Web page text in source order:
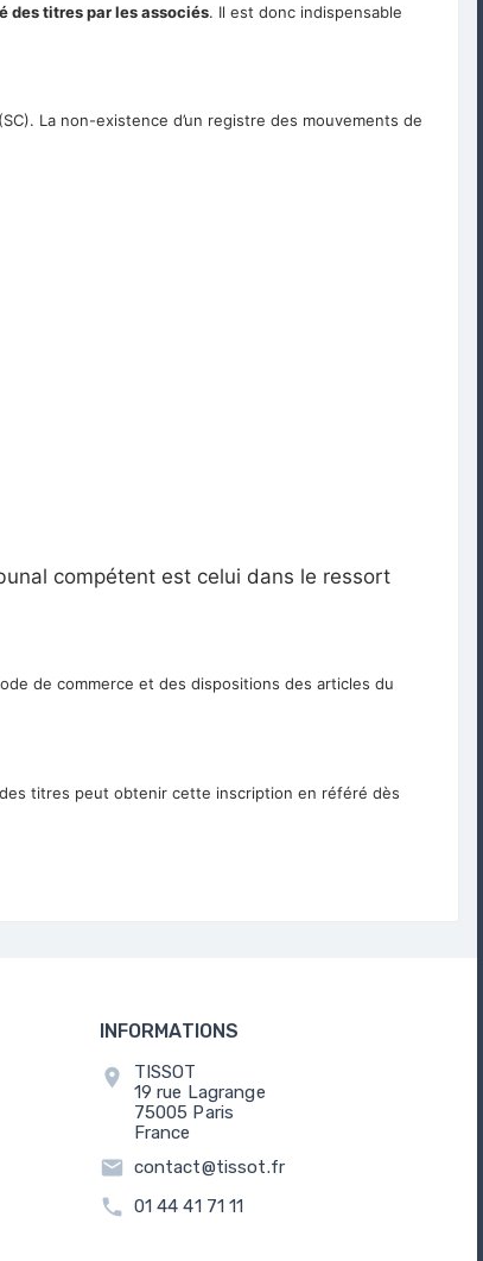
des titres par les associés. Il est donc indispensable
La non-existence d’un registre des mouvements de
compétent est celui dans le ressort
de commerce et des dispositions des articles du
titres peut obtenir cette inscription en référé dès
INFORMATIONS
location_on
TISSOT
19 rue Lagrange
75005 Paris
France
email contact@tissot.fr
call 01 44 41 71 11